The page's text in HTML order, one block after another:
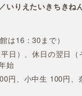
いりえたいきちきね
は16：30まで）
日）、休日の翌日
始
円、小中生 100円